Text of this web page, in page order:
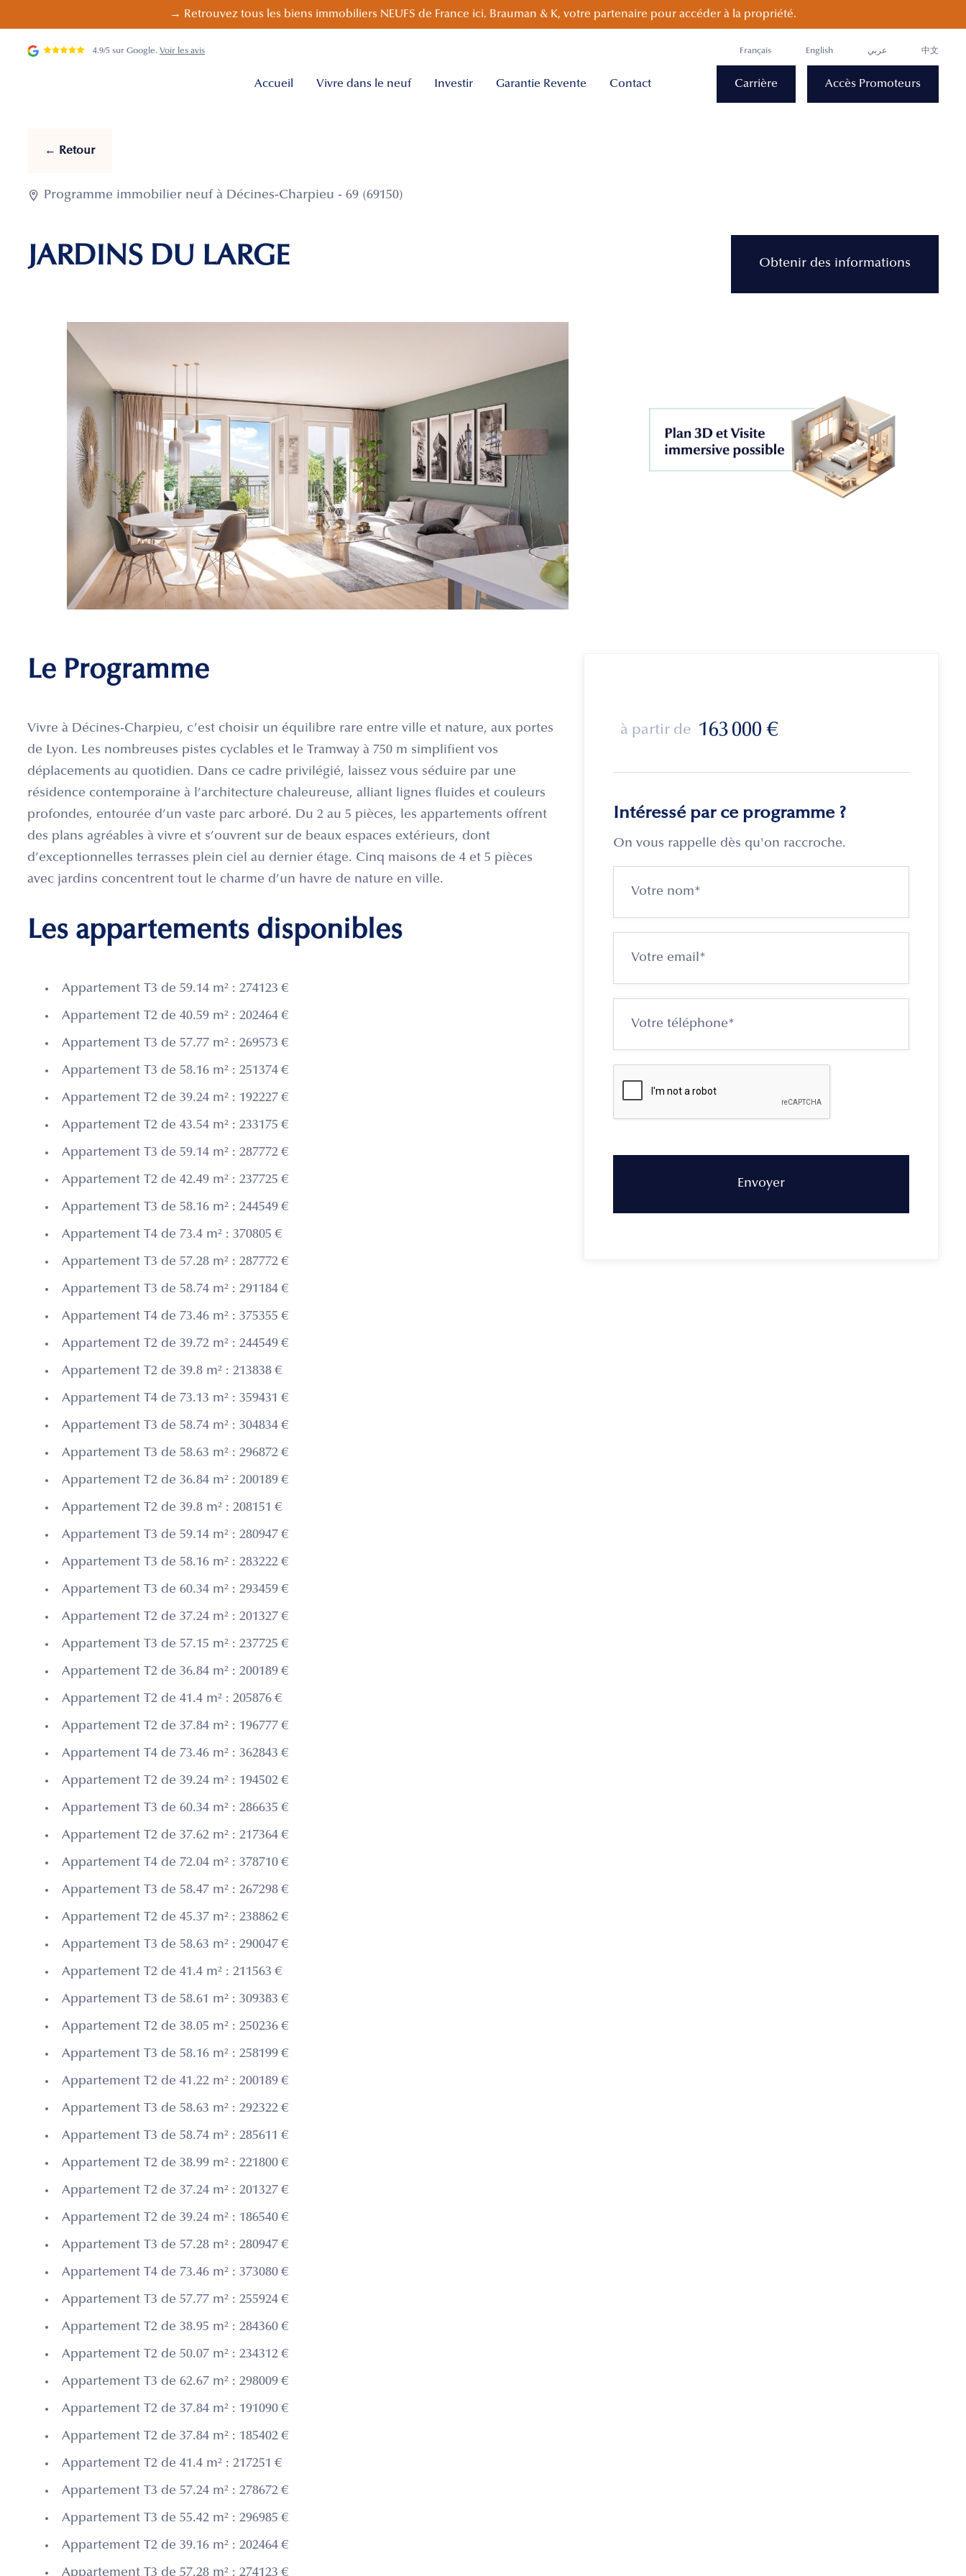
→ Retrouvez tous les biens immobiliers NEUFS de France ici. Brauman & K, votre partenaire pour accéder à la propriété.
4.9/5 sur Google. Voir les avis Français English عربي 中文
Accueil Vivre dans le neuf Investir Garantie Revente Contact Carrière Accès Promoteurs
← Retour
 Programme immobilier neuf à Décines-Charpieu - 69 (69150)
JARDINS DU LARGE Obtenir des informations
Le Programme
Vivre à Décines-Charpieu, c’est choisir un équilibre rare entre ville et nature, aux portes
de Lyon. Les nombreuses pistes cyclables et le Tramway à 750 m simplifient vos
déplacements au quotidien. Dans ce cadre privilégié, laissez vous séduire par une
résidence contemporaine à l’architecture chaleureuse, alliant lignes fluides et couleurs
profondes, entourée d’un vaste parc arboré. Du 2 au 5 pièces, les appartements offrent
des plans agréables à vivre et s’ouvrent sur de beaux espaces extérieurs, dont
d’exceptionnelles terrasses plein ciel au dernier étage. Cinq maisons de 4 et 5 pièces
avec jardins concentrent tout le charme d’un havre de nature en ville.
Les appartements disponibles
Appartement T3 de 59.14 m² : 274123 €
Appartement T2 de 40.59 m² : 202464 €
Appartement T3 de 57.77 m² : 269573 €
Appartement T3 de 58.16 m² : 251374 €
Appartement T2 de 39.24 m² : 192227 €
Appartement T2 de 43.54 m² : 233175 €
Appartement T3 de 59.14 m² : 287772 €
Appartement T2 de 42.49 m² : 237725 €
Appartement T3 de 58.16 m² : 244549 €
Appartement T4 de 73.4 m² : 370805 €
Appartement T3 de 57.28 m² : 287772 €
Appartement T3 de 58.74 m² : 291184 €
Appartement T4 de 73.46 m² : 375355 €
Appartement T2 de 39.72 m² : 244549 €
Appartement T2 de 39.8 m² : 213838 €
Appartement T4 de 73.13 m² : 359431 €
Appartement T3 de 58.74 m² : 304834 €
Appartement T3 de 58.63 m² : 296872 €
Appartement T2 de 36.84 m² : 200189 €
Appartement T2 de 39.8 m² : 208151 €
Appartement T3 de 59.14 m² : 280947 €
Appartement T3 de 58.16 m² : 283222 €
Appartement T3 de 60.34 m² : 293459 €
Appartement T2 de 37.24 m² : 201327 €
Appartement T3 de 57.15 m² : 237725 €
Appartement T2 de 36.84 m² : 200189 €
Appartement T2 de 41.4 m² : 205876 €
Appartement T2 de 37.84 m² : 196777 €
Appartement T4 de 73.46 m² : 362843 €
Appartement T2 de 39.24 m² : 194502 €
Appartement T3 de 60.34 m² : 286635 €
Appartement T2 de 37.62 m² : 217364 €
Appartement T4 de 72.04 m² : 378710 €
Appartement T3 de 58.47 m² : 267298 €
Appartement T2 de 45.37 m² : 238862 €
Appartement T3 de 58.63 m² : 290047 €
Appartement T2 de 41.4 m² : 211563 €
Appartement T3 de 58.61 m² : 309383 €
Appartement T2 de 38.05 m² : 250236 €
Appartement T3 de 58.16 m² : 258199 €
Appartement T2 de 41.22 m² : 200189 €
Appartement T3 de 58.63 m² : 292322 €
Appartement T3 de 58.74 m² : 285611 €
Appartement T2 de 38.99 m² : 221800 €
Appartement T2 de 37.24 m² : 201327 €
Appartement T2 de 39.24 m² : 186540 €
Appartement T3 de 57.28 m² : 280947 €
Appartement T4 de 73.46 m² : 373080 €
Appartement T3 de 57.77 m² : 255924 €
Appartement T2 de 38.95 m² : 284360 €
Appartement T2 de 50.07 m² : 234312 €
Appartement T3 de 62.67 m² : 298009 €
Appartement T2 de 37.84 m² : 191090 €
Appartement T2 de 37.84 m² : 185402 €
Appartement T2 de 41.4 m² : 217251 €
Appartement T3 de 57.24 m² : 278672 €
Appartement T3 de 55.42 m² : 296985 €
Appartement T2 de 39.16 m² : 202464 €
Appartement T3 de 57.28 m² : 274123 €
à partir de 163 000 €
Intéressé par ce programme ?
On vous rappelle dès qu'on raccroche.